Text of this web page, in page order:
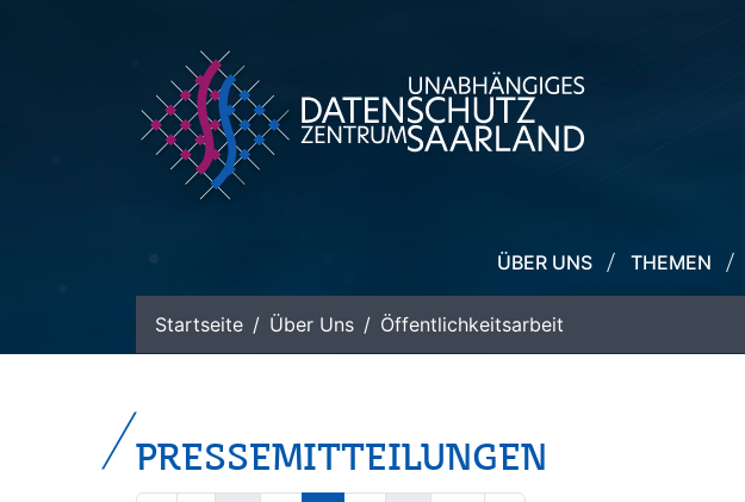
ÜBER UNS THEMEN
Startseite Über Uns Öffentlichkeitsarbeit
PRESSEMITTEILUNGEN